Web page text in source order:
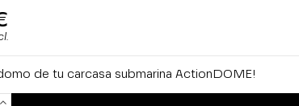
de tu carcasa submarina ActionDOME!